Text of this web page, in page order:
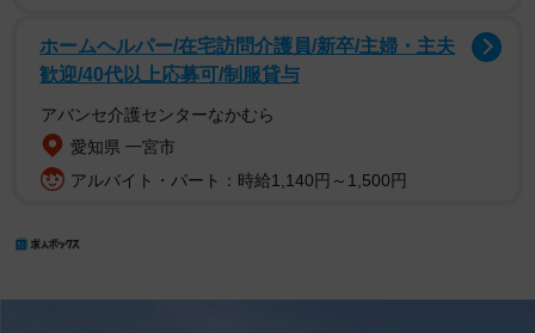
ホームヘルパー/在宅訪問介護員/新卒/主婦・主夫
歓迎/40代以上応募可/制服貸与
アバンセ介護センターなかむら
愛知県 一宮市
アルバイト・パート：時給1,140円～1,500円